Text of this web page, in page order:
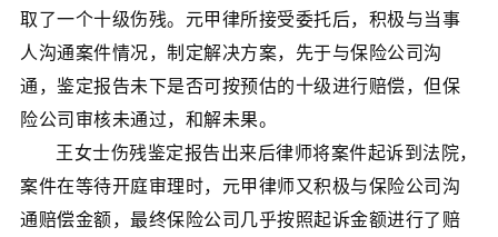
取了一个十级伤残。元甲律所接受委托后，积极与当事
人沟通案件情况，制定解决方案，先于与保险公司沟
通，鉴定报告未下是否可按预估的十级进行赔偿，但保
险公司审核未通过，和解未果。
王女士伤残鉴定报告出来后律师将案件起诉到法院，
案件在等待开庭审理时，元甲律师又积极与保险公司沟
通赔偿金额，最终保险公司几乎按照起诉金额进行了赔